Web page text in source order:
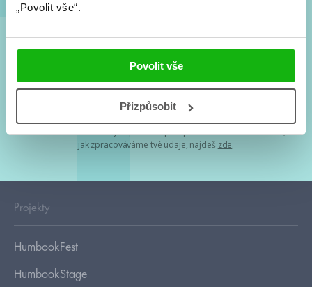
„Povolit vše“.
Povolit vše
Přizpůsobit
Souhlasím spodmínkami zpracování osobních údajů
Tvá e-mailová adresa je u nás v bezpečí. Přečti si
jak zpracováváme tvé údaje, najdeš zde.
Projekty
HumbookFest
HumbookStage